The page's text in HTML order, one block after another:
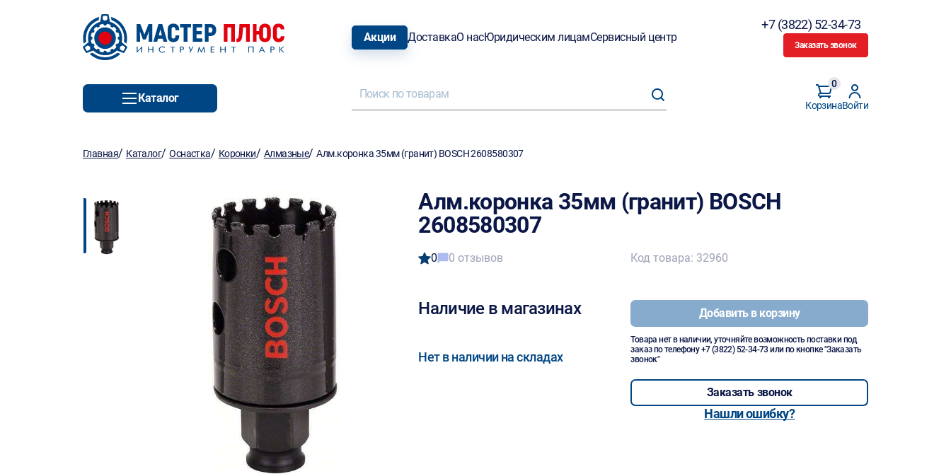
Акции ДоставкаО насЮридическим лицамСервисный центр
+7 (3822) 52-34-73
Заказать звонок
Каталог
Корзина
0
Войти
Главная/ Каталог/Оснастка/ Коронки/ Алмазные/Алм.коронка 35мм (гранит) BOSCH 2608580307
Алм.коронка 35мм (гранит) BOSCH
2608580307
0 0 отзывов
Наличие в магазинах
Нет в наличии на складах
Код товара: 32960
Добавить в корзину
Товара нет в наличии, уточняйте возможность поставки под
заказ по телефону+7 (3822) 52-34-73 или по кнопке "Заказать
звонок"
Заказать звонок
Нашли ошибку?